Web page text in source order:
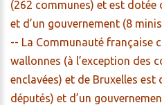
(262 communes) et est dotée
et d’un gouvernement (8
-- La Communauté française
wallonnes (à l’exception des
enclavées) et de Bruxelles est
députés) et d’un